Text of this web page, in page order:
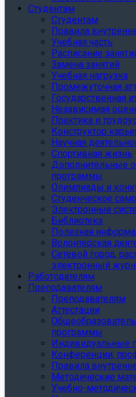
Студентам
Студентам
Правила
Учебная часть
Расписание
Замена занятий
Учебная нагрузка
Промежуточная
Государственная
Независимая
Практика и
Конструктор
Научная
Спортивная жизнь
Дополнительные
программы
Олимпиады и
Студенческое
Электронные
Библиотека
Полезная
Волонтерская
Сетевой город,
электронный
Работодателям
Преподавателям
Преподавателям
Аттестации
программы
Индивидуальные
Конференции,
Правила
Методические
Учебно-